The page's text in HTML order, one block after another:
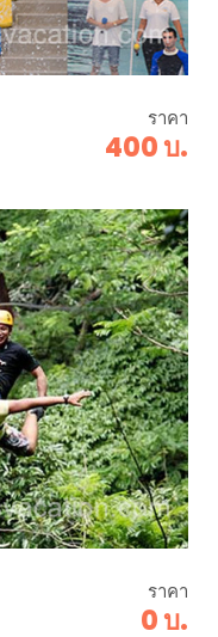
ราคา
400 บ.
ราคา
0 บ.